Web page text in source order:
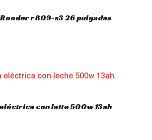
r809-s3 26 pulgadas
con latte 500w 13ah